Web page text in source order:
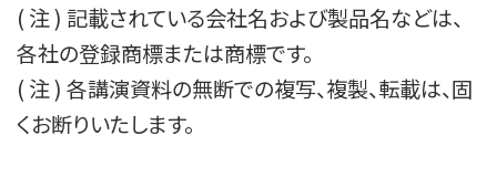
( 注 ) 記載されている会社名および製品名などは、
各社の登録商標または商標です。
( 注 ) 各講演資料の無断での複写、複製、転載は、固
くお断りいたします。